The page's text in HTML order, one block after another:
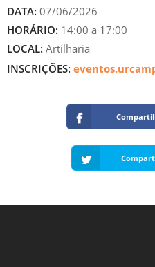
DATA: 07/06/2026
HORÁRIO: 14:00 a 17:00
LOCAL: Artilharia
INSCRIÇÕES: